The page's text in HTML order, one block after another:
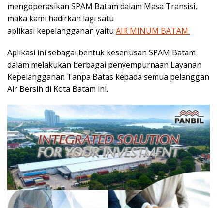
mengoperasikan SPAM Batam dalam Masa Transisi,
maka kami hadirkan lagi satu
aplikasi kepelangganan yaitu AIR MINUM BATAM.
Aplikasi ini sebagai bentuk keseriusan SPAM Batam
dalam melakukan berbagai penyempurnaan Layanan
Kepelangganan Tanpa Batas kepada semua pelanggan
Air Bersih di Kota Batam ini.